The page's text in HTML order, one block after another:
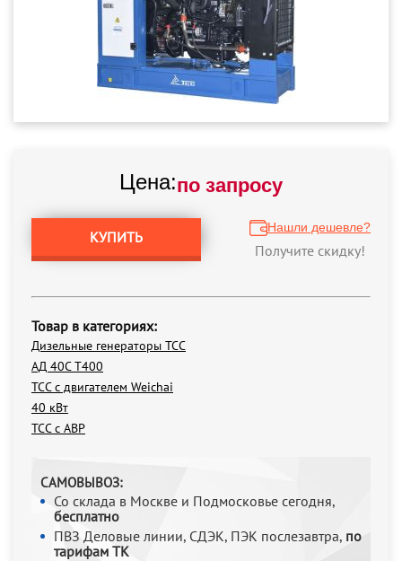
Цена:по запросу
КУПИТЬ
Нашли дешевле?
Получите скидку!
Товар в категориях:
Дизельные генераторы ТСС
АД 40С Т400
ТСС с двигателем Weichai
40 кВт
ТСС с АВР
САМОВЫВОЗ:
Со склада в Москве и Подмосковье сегодня,
бесплатно
ПВЗ Деловые линии, СДЭК, ПЭК послезавтра, по
тарифам ТК